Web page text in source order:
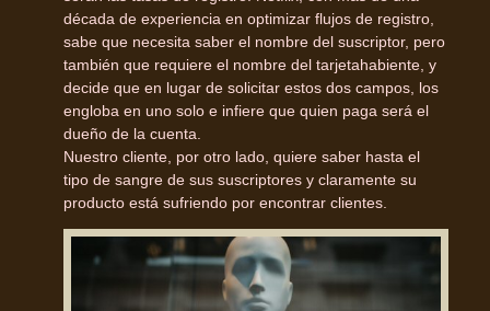
década de experiencia en optimizar flujos de registro,
sabe que necesita saber el nombre del suscriptor, pero
también que requiere el nombre del tarjetahabiente, y
decide que en lugar de solicitar estos dos campos, los
engloba en uno solo e infiere que quien paga será el
dueño de la cuenta.
Nuestro cliente, por otro lado, quiere saber hasta el
tipo de sangre de sus suscriptores y claramente su
producto está sufriendo por encontrar clientes.